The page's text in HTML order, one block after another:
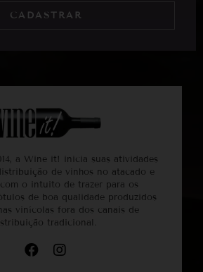
CADASTRAR
a Wine it! inicia suas atividades
de vinhos no atacado e
o intuito de trazer para os
de boa qualidade produzidos
vinícolas fora dos canais de
tradicional.